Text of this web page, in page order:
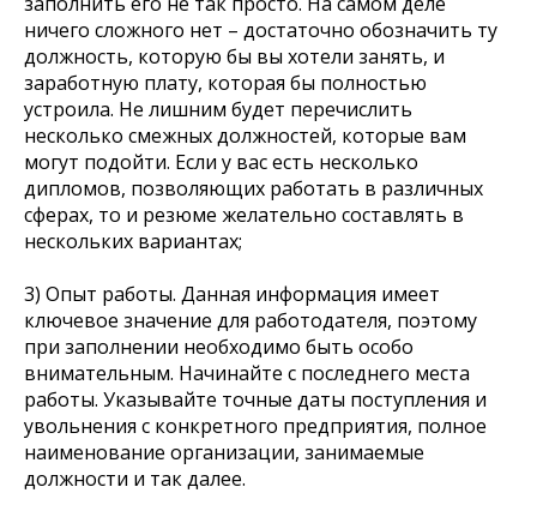
ничего сложного нет – достаточно обозначить ту
должность, которую бы вы хотели занять, и
заработную плату, которая бы полностью
устроила. Не лишним будет перечислить
несколько смежных должностей, которые вам
могут подойти. Если у вас есть несколько
дипломов, позволяющих работать в различных
сферах, то и резюме желательно составлять в
нескольких вариантах;
3) Опыт работы. Данная информация имеет
ключевое значение для работодателя, поэтому
при заполнении необходимо быть особо
внимательным. Начинайте с последнего места
работы. Указывайте точные даты поступления и
увольнения с конкретного предприятия, полное
наименование организации, занимаемые
должности и так далее.